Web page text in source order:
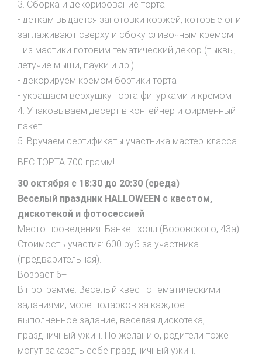
3. Сборка и декорирование торта:
- деткам выдается заготовки коржей, которые они
заглаживают сверху и сбоку сливочным кремом
- из мастики готовим тематический декор (тыквы,
летучие мыши, пауки и др.)
- декорируем кремом бортики торта
- украшаем верхушку торта фигурками и кремом
4. Упаковываем десерт в контейнер и фирменный
пакет
5. Вручаем сертификаты участника мастер-класса.
ВЕС ТОРТА 700 грамм!
30 октября с 18:30 до 20:30 (среда)
Веселый праздник HALLOWEEN с квестом,
дискотекой и фотосессией
Место проведения: Банкет холл (Воровского, 43а)
Стоимость участия: 600 руб за участника
(предварительная).
Возраст 6+
В программе: Веселый квест с тематическими
заданиями, море подарков за каждое
выполненное задание, веселая дискотека,
праздничный ужин. По желанию, родители тоже
могут заказать себе праздничный ужин.